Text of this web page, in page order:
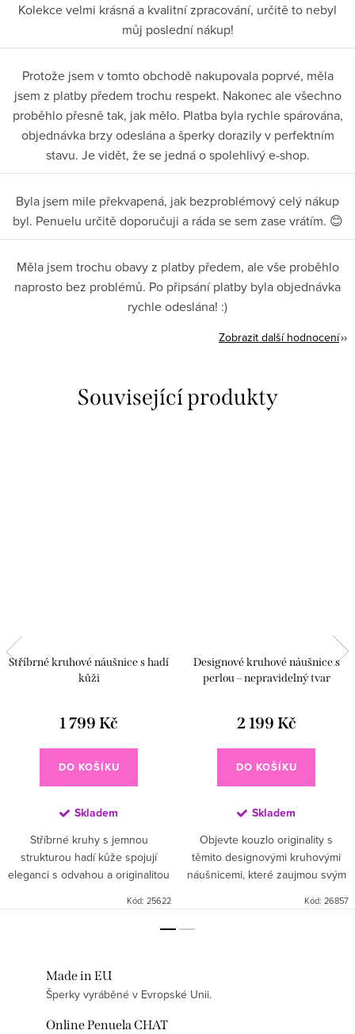
Kolekce velmi krásná a kvalitní zpracování, určitě to nebyl
můj poslední nákup!
Protože jsem v tomto obchodě nakupovala poprvé, měla
jsem z platby předem trochu respekt. Nakonec ale všechno
proběhlo přesně tak, jak mělo. Platba byla rychle spárována,
objednávka brzy odeslána a šperky dorazily v perfektním
stavu. Je vidět, že se jedná o spolehlivý e-shop.
Byla jsem mile překvapená, jak bezproblémový celý nákup
byl. Penuelu určitě doporučuji a ráda se sem zase vrátím. 😊
Měla jsem trochu obavy z platby předem, ale vše proběhlo
naprosto bez problémů. Po připsání platby byla objednávka
rychle odeslána! :)
Zobrazit další hodnocení
Související produkty
Stříbrné kruhové náušnice s hadí
kůži
1 799 Kč
DO KOŠÍKU
Skladem
Stříbrné kruhy s jemnou
strukturou hadí kůže spojují
eleganci s odvahou a originalitou
Kód: 25622
Designové kruhové náušnice s
perlou – nepravidelný tvar
2 199 Kč
DO KOŠÍKU
Skladem
Objevte kouzlo originality s
těmito designovými kruhovými
náušnicemi, které zaujmou svým
moderně a hravě, zatímco bílá...
Kód: 26857
Made in EU
Šperky vyráběné v Evropské Unii.
Online Penuela CHAT